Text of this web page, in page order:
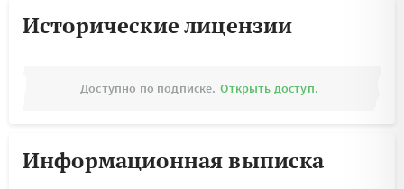
Исторические лицензии
Доступно по подписке. Открыть доступ.
Информационная выписка